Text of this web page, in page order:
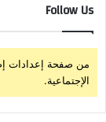
Follow Us
من صفحة إعدادات
الإجتماعية.